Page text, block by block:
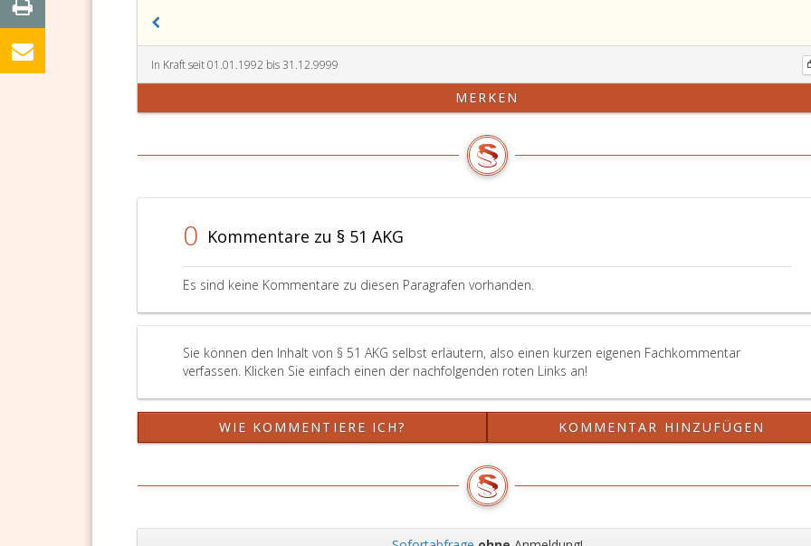
abberufen.
3,
letzter
gilt
sinngemäß.
aus
Funktion
abberufen.
3,
letzter
Satz
gilt
In Kraft seit 01.01.1992 bis 31.12.9999
MERKEN
0 Kommentare zu § 51 AKG
Es sind keine Kommentare zu diesen Paragrafen vorhanden.
Sie können den Inhalt von § 51 AKG selbst erläutern, also einen kurzen eigenen Fachkommentar
verfassen. Klicken Sie einfach einen der nachfolgenden roten Links an!
WIE KOMMENTIERE ICH? KOMMENTAR HINZUFÜGEN